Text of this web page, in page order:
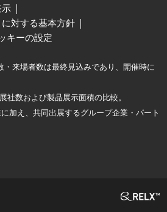
対する基本方針
キーの設定
・来場者数は最終見込みであり、開催時に
数および製品展示面積の比較。
加え、共同出展するグループ企業・パート